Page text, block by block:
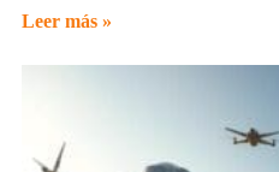
Leer más »